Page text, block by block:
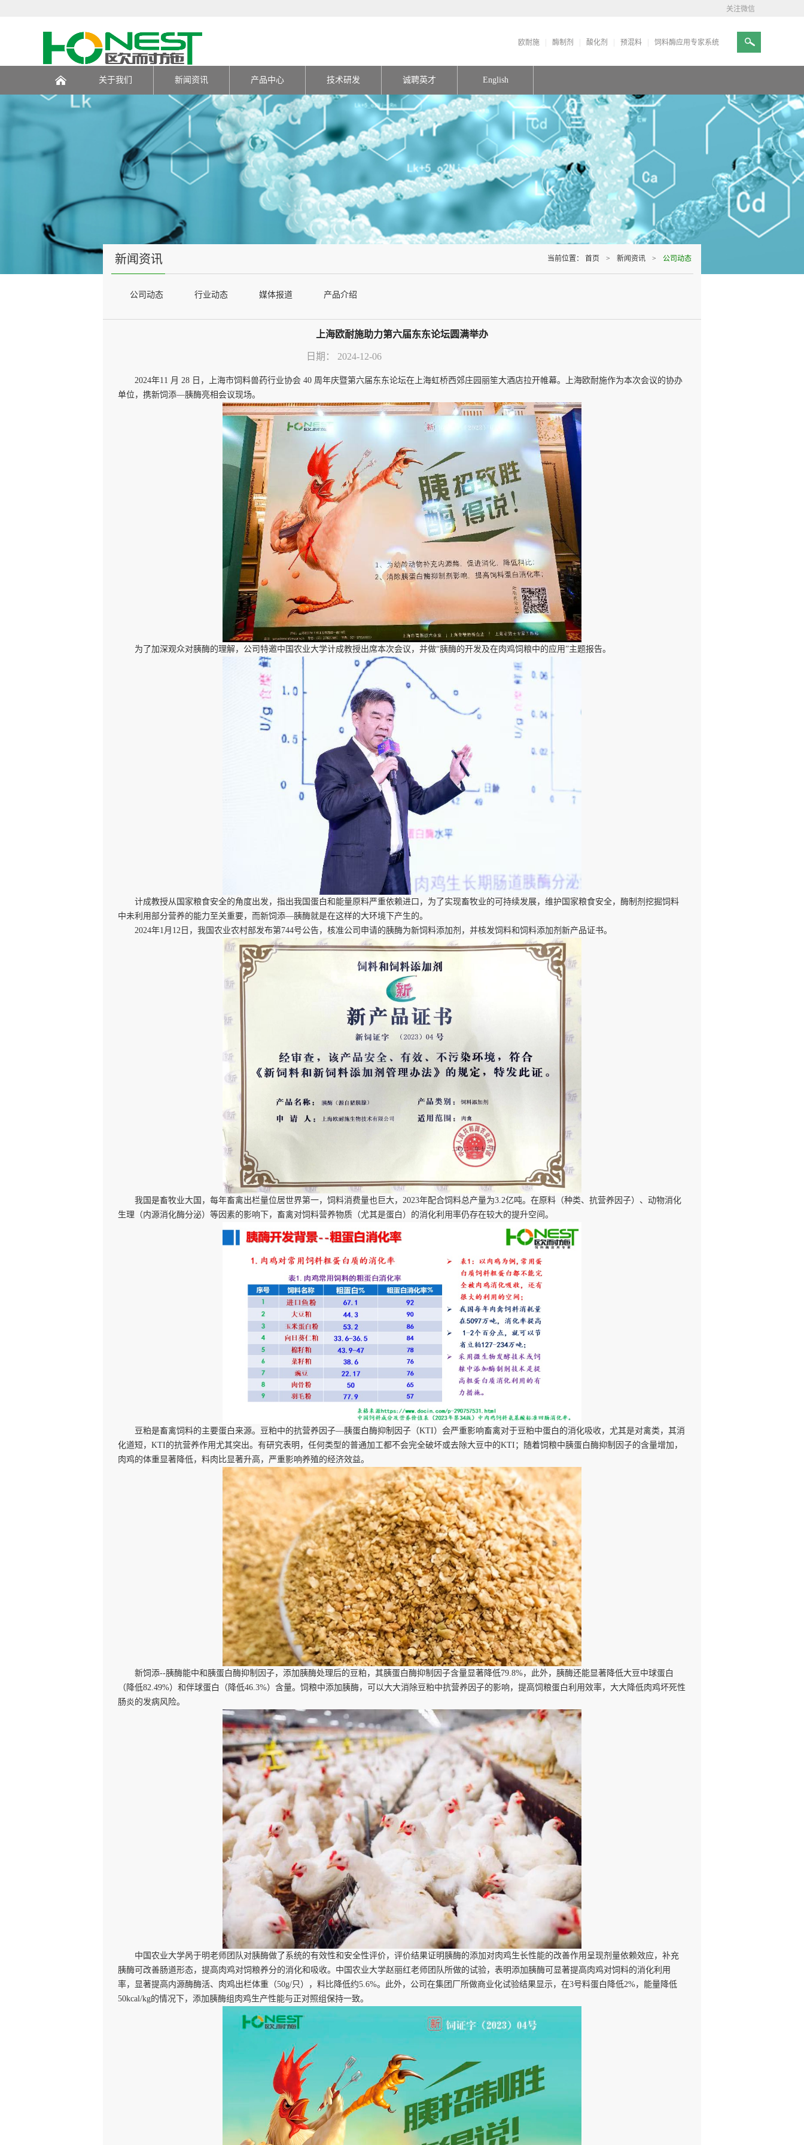
欧耐施 酶制剂 酸化剂 预混料 饲料酶应用专家系统
关注微信
关于我们 新闻资讯 产品中心 技术研发 诚聘英才 English
新闻资讯
公司动态 行业动态 媒体报道 产品介绍
当前位置： 首页 > 新闻资讯 > 公司动态
上海欧耐施助力第六届东东论坛圆满举办
日期： 2024-12-06
2024年11 月 28 日，上海市饲料兽药行业协会 40 周年庆暨第六届东东论坛在上海虹桥西郊庄园丽笙大酒店拉开帷幕。
上海欧耐施作为本次会议的协办
单位，携新饲添—胰酶亮相会议现场。
为了加深观众对胰酶的理解，公司特邀中国农业大学计成教授出席本次会议，并做“胰酶的开发及在肉鸡饲粮中的应用”主题报告。
计成教授从国家粮食安全的角度出发，指出我国蛋白和能量原料严重依赖进口，为了实现畜牧业的可持续发展，维护国家粮食安全，酶制剂挖掘饲料
中未利用部分营养的能力至关重要，而新饲添—胰酶就是在这样的大环境下产生的。
2024年1月12日，我国农业农村部发布第744号公告，核准公司申请的胰酶为新饲料添加剂，并核发饲料和饲料添加剂新产品证书。
我国是畜牧业大国，每年畜禽出栏量位居世界第一，饲料消费量也巨大， 2023年配合饲料总产量为3.2亿吨。在原料（种类、抗营养因子）、动物消化
生理（内源消化酶分泌）等因素的影响下，畜禽对饲料营养物质（尤其是蛋白）的消化利用率仍存在较大的提升空间。
豆粕是畜禽饲料的主要蛋白来源。豆粕中的抗营养因子—胰蛋白酶抑制因子（KTI）会严重影响畜禽对于豆粕中蛋白的消化吸收，尤其是对禽类，其消
化道短，KTI的抗营养作用尤其突出。有研究表明，任何类型的普通加工都不会完全破坏或去除大豆中的KTI；随着饲粮中胰蛋白酶抑制因子的含量增加，
肉鸡的体重显著降低，料肉比显著升高，严重影响养殖的经济效益。
新饲添--胰酶能中和胰蛋白酶抑制因子，添加胰酶处理后的豆粕，其胰蛋白酶抑制因子含量显著降低79.8%，此外，胰酶还能显著降低大豆中球蛋白
（降低82.49%）和伴球蛋白（降低46.3%）含量。饲粮中添加胰酶，可以大大消除豆粕中抗营养因子的影响，提高饲粮蛋白利用效率，大大降低肉鸡坏死性
肠炎的发病风险。
中国农业大学呙于明老师团队对胰酶做了系统的有效性和安全性评价，评价结果证明胰酶的添加对肉鸡生长性能的改善作用呈现剂量依赖效应，补充
胰酶可改善肠道形态，提高肉鸡对饲粮养分的消化和吸收。中国农业大学赵丽红老师团队所做的试验，表明添加胰酶可显著提高肉鸡对饲料的消化利用
率，显著提高内源酶酶活、肉鸡出栏体重（50g/只），料比降低约5.6%。此外，公司在集团厂所做商业化试验结果显示，在3号料蛋白降低2%，能量降低
50kcal/kg的情况下，添加胰酶组肉鸡生产性能与正对照组保持一致。